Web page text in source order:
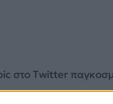
στοTwitter